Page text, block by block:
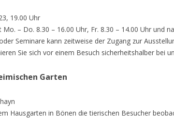
19.00 Uhr
– Do. 8.30 – 16.00 Uhr, Fr. 8.30 – 14.00 Uhr und
Seminare kann zeitweise der Zugang zur
Sie sich vor einem Besuch sicherheitshalber bei
Garten
Hausgarten in Bönen die tierischen Besucher